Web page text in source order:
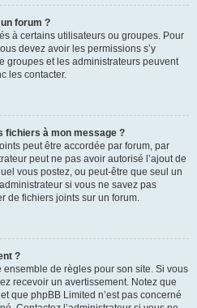
forum ?
à certains utilisateurs ou groupes. Pour
devez avoir les permissions s’y
groupes et les administrateurs peuvent
les contacter.
fichiers à mon message ?
peut être accordée par forum, par
peut ne pas avoir autorisé l’ajout de
vous postez, ou peut-être que seul un
si vous ne savez pas
de fichiers joints sur un forum.
?
de règles pour son site. Si vous
recevoir un avertissement. Notez que
que phpBB Limited n’est pas concerné